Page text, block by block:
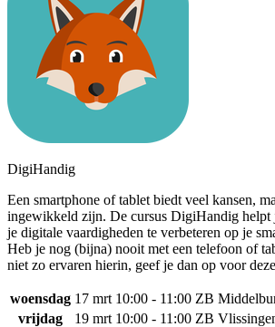
DigiHandig
Een smartphone of tablet biedt veel kansen,
ingewikkeld zijn. De cursus DigiHandig helpt
je digitale vaardigheden te verbeteren op je
Heb je nog (bijna) nooit met een telefoon of
niet zo ervaren hierin, geef je dan op voor
woensdag 17 mrt 10:00 - 11:00 ZB
vrijdag
19 mrt 10:00 - 11:00 ZB